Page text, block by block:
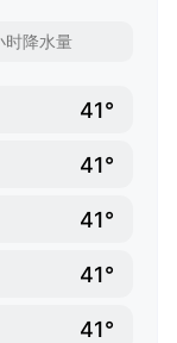
时降水量
41°
41°
41°
41°
41°